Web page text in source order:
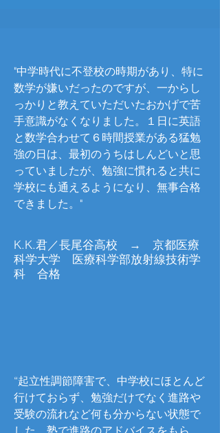
“起立性調節障害で、中学校にほとんど
行けておらず、勉強だけでなく進路や
受験の流れなど何も分からない状態で
した。塾で進路のアドバイスをもら
"中学時代に不登校の時期があり、特に
数学が嫌いだったのですが、一からし
っかりと教えていただいたおかげで苦
手意識がなくなりました。１日に英語
と数学合わせて６時間授業がある猛勉
強の日は、最初のうちはしんどいと思
っていましたが、勉強に慣れると共に
学校にも通えるようになり、無事合格
できました。"
K.K.君／長尾谷高校 → 京都医療
科学大学 医療科学部放射線技術学
科 合格